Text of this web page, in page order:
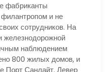
фабриканты
и не
сотрудников. На
железнодорожной
наблюдением
800 жилых домов, и
Порт Санлайт. Левер